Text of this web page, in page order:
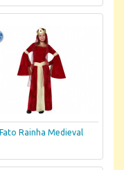
Fato Rainha Medieval